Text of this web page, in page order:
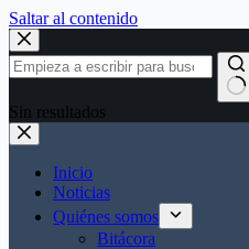
Saltar al contenido
Sin resultados
Inicio
Noticias
Quiénes somos
Bitácora